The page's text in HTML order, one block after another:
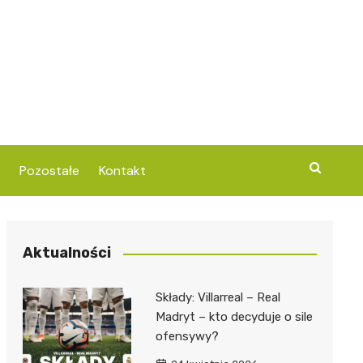
Pozostałe Kontakt
Aktualności
Składy: Villarreal – Real
Madryt – kto decyduje o sile
ofensywy?